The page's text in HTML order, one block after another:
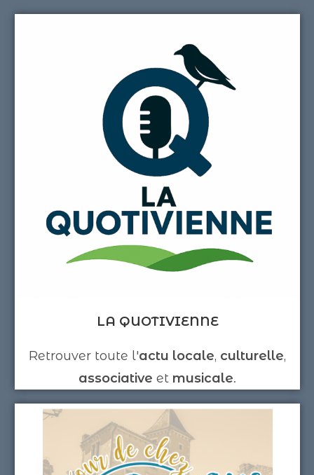
LA QUOTIVIENNE
Retrouver toute l'actu locale, culturelle,
associative et musicale.